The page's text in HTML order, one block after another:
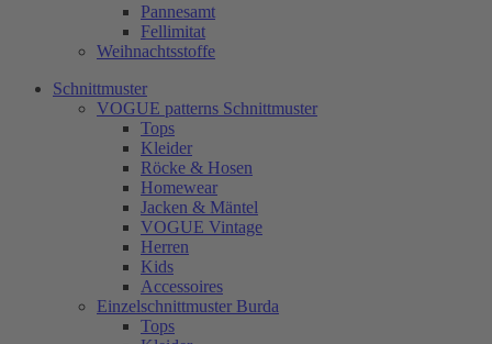
Pannesamt
Fellimitat
Weihnachtsstoffe
Schnittmuster
VOGUE patterns Schnittmuster
Tops
Kleider
Röcke & Hosen
Homewear
Jacken & Mäntel
VOGUE Vintage
Herren
Kids
Accessoires
Einzelschnittmuster Burda
Tops